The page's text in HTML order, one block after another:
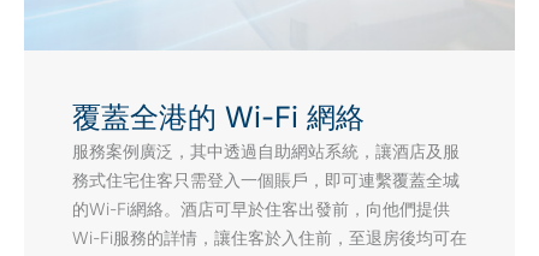
覆蓋全港的 Wi-Fi 網絡
服務案例廣泛，其中透過自助網站系統，讓酒店及服
務式住宅住客只需登入一個賬戶，即可連繫覆蓋全城
的Wi-Fi網絡。酒店可早於住客出發前，向他們提供
Wi-Fi服務的詳情，讓住客於入住前，至退房後均可在